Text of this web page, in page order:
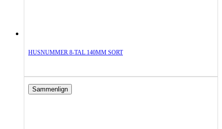
HUSNUMMER 8-TAL 140MM SORT
Sammenlign